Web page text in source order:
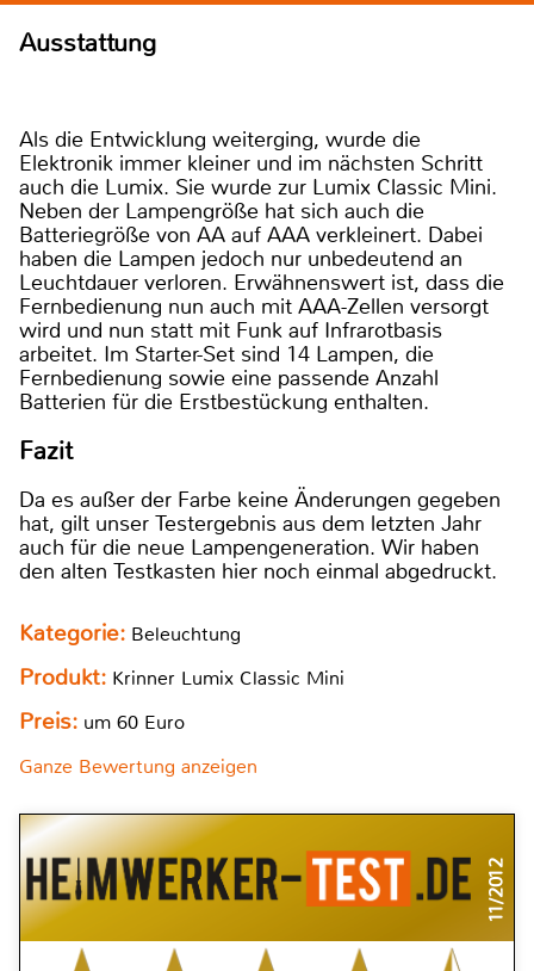
Ausstattung
Als die Entwicklung weiterging, wurde die
Elektronik immer kleiner und im nächsten Schritt
auch die Lumix. Sie wurde zur Lumix Classic Mini.
Neben der Lampengröße hat sich auch die
Batteriegröße von AA auf AAA verkleinert. Dabei
haben die Lampen jedoch nur unbedeutend an
Leuchtdauer verloren. Erwähnenswert ist, dass die
Fernbedienung nun auch mit AAA-Zellen versorgt
wird und nun statt mit Funk auf Infrarotbasis
arbeitet. Im Starter-Set sind 14 Lampen, die
Fernbedienung sowie eine passende Anzahl
Batterien für die Erstbestückung enthalten.
Fazit
Da es außer der Farbe keine Änderungen gegeben
hat, gilt unser Testergebnis aus dem letzten Jahr
auch für die neue Lampengeneration. Wir haben
den alten Testkasten hier noch einmal abgedruckt.
Kategorie: Beleuchtung
Produkt: Krinner Lumix Classic Mini
Preis: um 60 Euro
Ganze Bewertung anzeigen
11/2012